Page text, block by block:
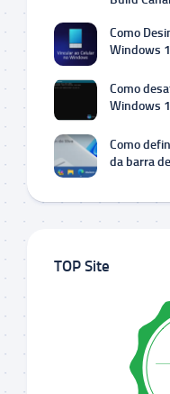
Como
Windows
Como
Windows
Como
da barra
TOP Site